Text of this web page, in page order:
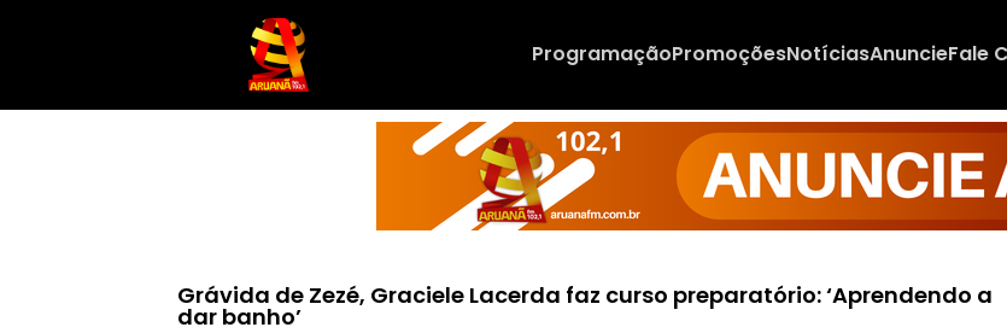
ProgramaçãoPromoçõesNotíciasAnuncieFale
Grávida de Zezé, Graciele Lacerda faz curso preparatório: ‘Aprendendo a
dar banho’